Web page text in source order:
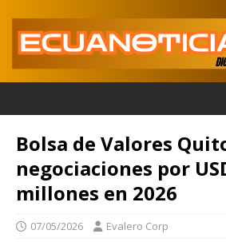
Bolsa de Valores
negociaciones por
millones en 2026
07/05/2026 Evalero Corp